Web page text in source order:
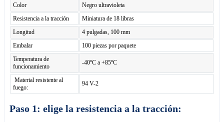
Color
Negro ultravioleta
Resistencia a la tracción
Miniatura de 18 libras
Longitud
4 pulgadas, 100 mm
Embalar
100 piezas por paquete
Temperatura de
funcionamiento
-40ºC a +85ºC
Material resistente al
fuego:
94 V-2
Paso 1: elige la resistencia a la tracción: